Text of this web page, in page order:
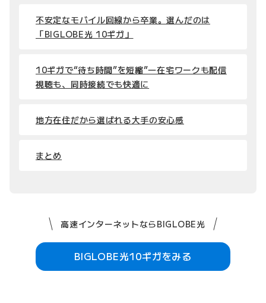
不安定なモバイル回線から卒業。選んだのは
「BIGLOBE光 10ギガ」
10ギガで“待ち時間”を短縮”―在宅ワークも配信
視聴も、同時接続でも快適に
地方在住だから選ばれる大手の安心感
まとめ
高速インターネットならBIGLOBE光
BIGLOBE光10ギガをみる